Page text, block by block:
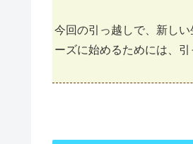
今回の引っ越しで、新し
ーズに始めるためには、